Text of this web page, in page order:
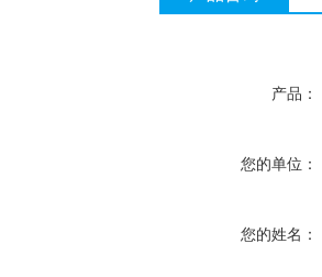
产品：
您的单位：
您的姓名：